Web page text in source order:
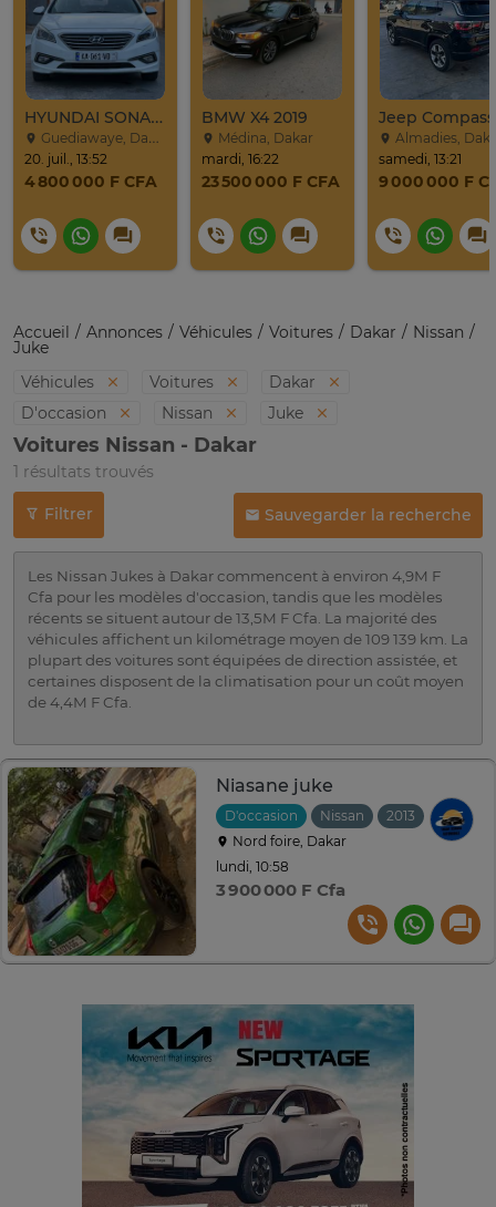
HYUNDAI SONATA 2016
Guediawaye, Dakar
20. juil., 13:52
4 800 000 F CFA
BMW X4 2019
Médina, Dakar
mardi, 16:22
23 500 000 F CFA
Almadies,
samedi, 13:21
9 000 000 F
Accueil Annonces Véhicules Voitures Dakar Nissan
Juke
Véhicules
Voitures
Dakar
D'occasion
Nissan Juke
Voitures Nissan - Dakar
1 résultats trouvés
Filtrer Sauvegarder la recherche
Les Nissan Jukes à Dakar commencent à environ 4,9M F
Cfa pour les modèles d'occasion, tandis que les modèles
récents se situent autour de 13,5M F Cfa. La majorité des
véhicules affichent un kilométrage moyen de 109 139 km. La
plupart des voitures sont équipées de direction assistée, et
certaines disposent de la climatisation pour un coût moyen
de 4,4M F Cfa.
Niasane juke
D'occasion Nissan 2013
Nord foire, Dakar
lundi, 10:58
3 900 000 F Cfa